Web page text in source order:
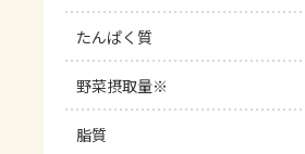
たんぱく質
野菜摂取量※
脂質